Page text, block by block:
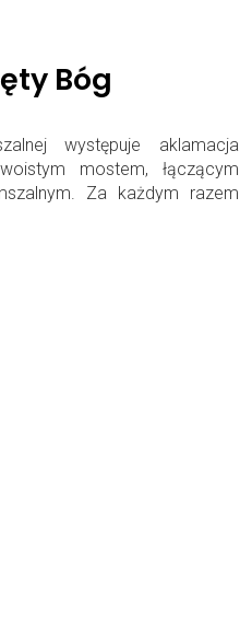
Bóg
występuje aklamacja
mostem, łączącym
Za każdym razem